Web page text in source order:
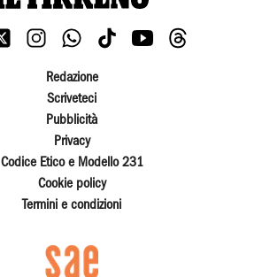
Redazione
Scriveteci
Pubblicità
Privacy
Codice Etico e Modello 231
Cookie policy
Termini e condizioni